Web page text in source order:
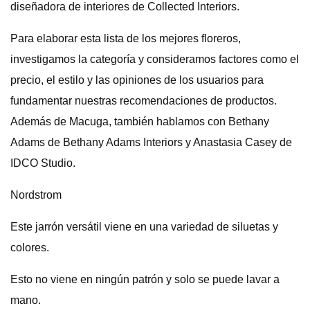
diseñadora de interiores de Collected Interiors.
Para elaborar esta lista de los mejores floreros,
investigamos la categoría y consideramos factores como el
precio, el estilo y las opiniones de los usuarios para
fundamentar nuestras recomendaciones de productos.
Además de Macuga, también hablamos con Bethany
Adams de Bethany Adams Interiors y Anastasia Casey de
IDCO Studio.
Nordstrom
Este jarrón versátil viene en una variedad de siluetas y
colores.
Esto no viene en ningún patrón y solo se puede lavar a
mano.